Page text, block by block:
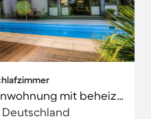
Familienorientierte Ferienwohnung mit beheiztem Pool und Garten
Deutschland